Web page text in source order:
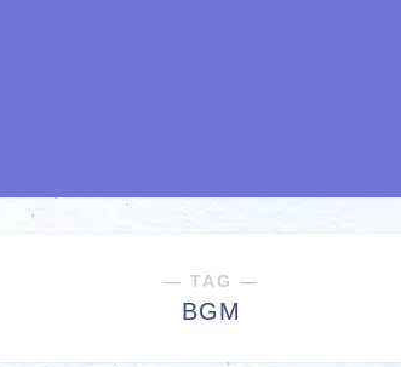
― TAG ―
BGM